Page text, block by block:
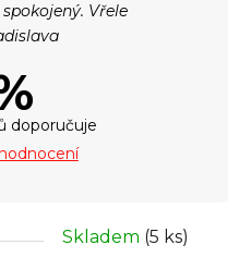
Vřele
doporučuje
Skladem (5 ks)